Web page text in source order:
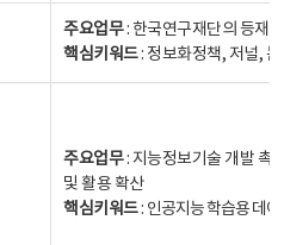
주요업무: 한국연구재단의 등재
핵심키워드: 정보화정책, 저널,
주요업무: 지능정보기술 개발 촉
및 활용 확산
핵심키워드: 인공지능 학습용 데